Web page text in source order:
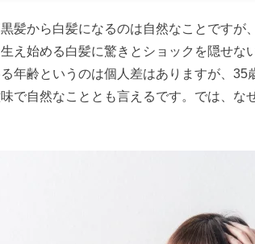
髪から白髪になるのは自然なことですが
え始める白髪に驚きとショックを隠せな
年齢というのは個人差はありますが、35
で自然なこととも言えるです。では、な